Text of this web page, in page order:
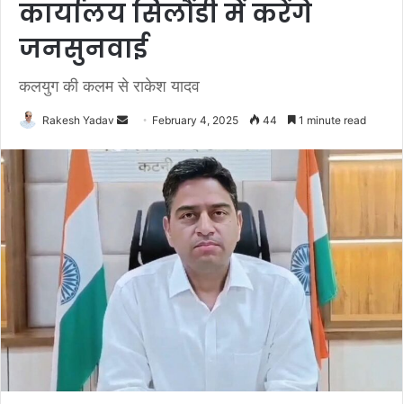
कार्यालय सिलौंडी में करेंगे
जनसुनवाई
कलयुग की कलम से राकेश यादव
Rakesh Yadav
d
n
e
m
February 4, 2025 44 1 minute read